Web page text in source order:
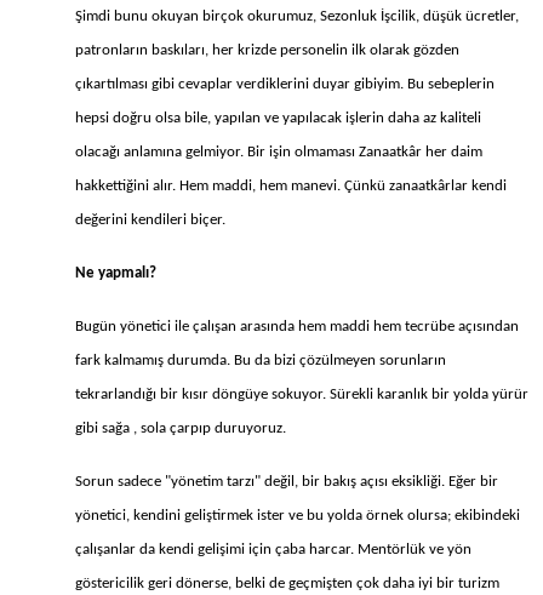
Şimdi bunu okuyan birçok okurumuz, Sezonluk İşcilik, düşük ücretler,
patronların baskıları, her krizde personelin ilk olarak gözden
çıkartılması gibi cevaplar verdiklerini duyar gibiyim. Bu sebeplerin
hepsi doğru olsa bile, yapılan ve yapılacak işlerin daha az kaliteli
olacağı anlamına gelmiyor. Bir işin olmaması Zanaatkâr her daim
hakkettiğini alır. Hem maddi, hem manevi. Çünkü zanaatkârlar kendi
değerini kendileri biçer.
Ne yapmalı?
Bugün yönetici ile çalışan arasında hem maddi hem tecrübe açısından
fark kalmamış durumda. Bu da bizi çözülmeyen sorunların
tekrarlandığı bir kısır döngüye sokuyor. Sürekli karanlık bir yolda yürür
gibi sağa , sola çarpıp duruyoruz.
Sorun sadece "yönetim tarzı" değil, bir bakış açısı eksikliği. Eğer bir
yönetici, kendini geliştirmek ister ve bu yolda örnek olursa; ekibindeki
çalışanlar da kendi gelişimi için çaba harcar. Mentörlük ve yön
göstericilik geri dönerse, belki de geçmişten çok daha iyi bir turizm